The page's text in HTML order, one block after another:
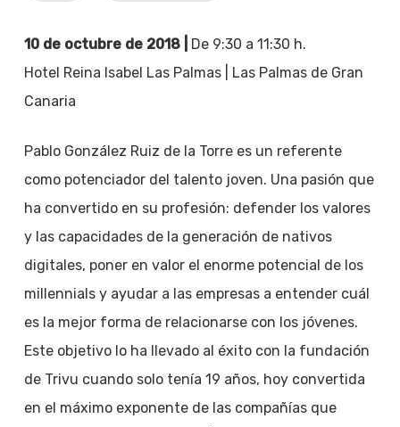
10 de octubre de 2018 |
De 9:30 a 11:30 h.
Hotel Reina Isabel Las Palmas | Las Palmas de Gran
Canaria
Pablo González Ruiz de la Torre es un referente
como potenciador del talento joven. Una pasión que
ha convertido en su profesión: defender los valores
y las capacidades de la generación de nativos
digitales, poner en valor el enorme potencial de los
millennials y ayudar a las empresas a entender cuál
es la mejor forma de relacionarse con los jóvenes.
Este objetivo lo ha llevado al éxito con la fundación
de Trivu cuando solo tenía 19 años, hoy convertida
en el máximo exponente de las compañías que